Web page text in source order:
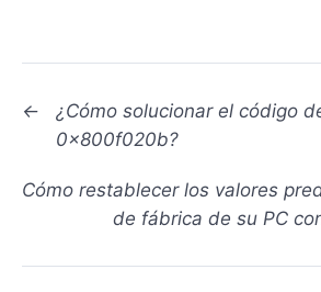
←
¿Cómo solucionar el código
0x800f020b?
Cómo restablecer los valores
de fábrica de su PC